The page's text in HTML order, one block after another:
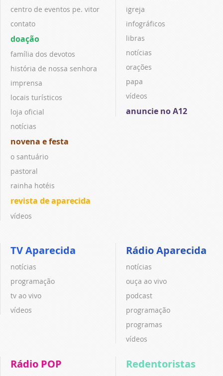
centro de eventos pe. vitor
contato
doação
família dos devotos
história de nossa senhora
imprensa
locais turísticos
loja oficial
notícias
novena e festa
o santuário
pastoral
rainha hotéis
revista de aparecida
vídeos
igreja
infográficos
libras
notícias
orações
papa
vídeos
anuncie no A12
TV Aparecida
notícias
programação
tv ao vivo
vídeos
Rádio Aparecida
notícias
ouça ao vivo
podcast
programação
programas
vídeos
Rádio POP Redentoristas